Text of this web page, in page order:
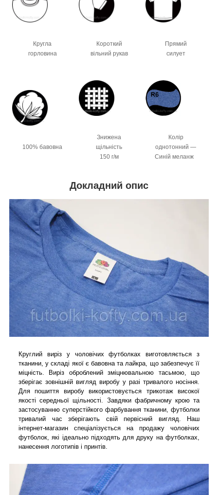
Кругла
горловина
Короткий
вільний рукав
Прямий
силует
100% бавовна
Знижена
щільність
150 г/м
Колір
однотонний —
Синій меланж
Докладний опис
Круглий виріз у чоловічих футболках виготовляється з
тканини, у складі якої є бавовна та лайкра, що забезпечує її
міцність. Виріз оброблений зміцнювальною тасьмою, що
зберігає зовнішній вигляд виробу у разі тривалого носіння.
Для пошиття виробу використовується трикотаж високої
якості середньої щільності. Завдяки фабричному крою та
застосуванню суперстійкого фарбування тканини, футболки
тривалий час зберігають свій первісний вигляд. Наш
інтернет-магазин спеціалізується на продажу чоловічих
футболок, які ідеально підходять для друку на футболках,
нанесення логотипів і принтів.